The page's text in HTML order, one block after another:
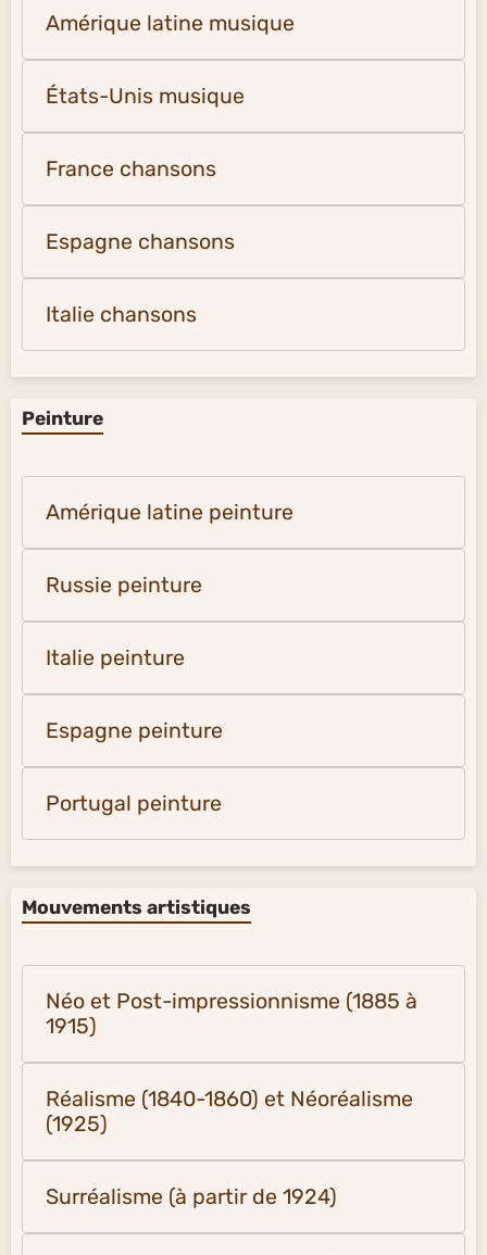
Amérique latine musique
États-Unis musique
France chansons
Espagne chansons
Italie chansons
Peinture
Amérique latine peinture
Russie peinture
Italie peinture
Espagne peinture
Portugal peinture
Mouvements artistiques
Néo et Post-impressionnisme (1885 à
1915)
Réalisme (1840-1860) et Néoréalisme
(1925)
Surréalisme (à partir de 1924)